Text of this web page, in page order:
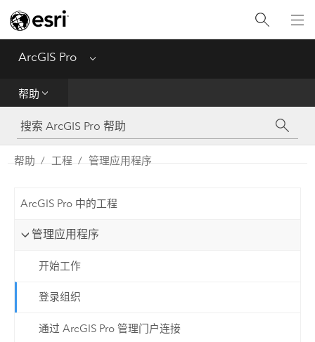
ArcGIS Pro Menu
帮助
工具参考
Python
帮助 工程 管理应用程序
ArcGIS Pro 中的工程
管理应用程序
开始工作
登录组织
通过 ArcGIS Pro 管理门户连接